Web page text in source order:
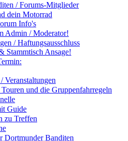
/ Forums-Mitglieder
dein Motorrad
Info's
Admin / Moderator!
/ Haftungsausschluss
Stammtisch Ansage!
Veranstaltungen
und die Gruppenfahrregeln
Guide
zu Treffen
Dortmunder Banditen